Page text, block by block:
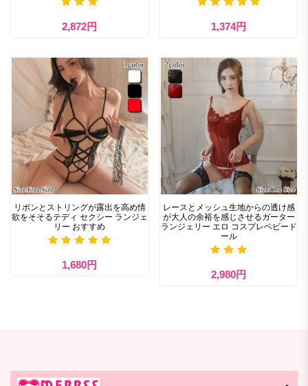
2,872円 1,374円
リボンとストリングが露出を高め情
欲をそそるテディ セクシー ランジェ
リー おすすめ
1,680円
レースとメッシュ生地からの透け感
が大人の余裕を感じさせるガーター
ランジェリー エロ コスプレベビード
ール
2,980円